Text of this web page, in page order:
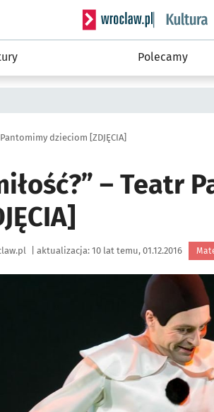
Serwis informacyjny
Polecamy
dzieciom [ZDJĘCIA]
– Teatr
aktualizacja: 10 lat temu, 01.12.2016